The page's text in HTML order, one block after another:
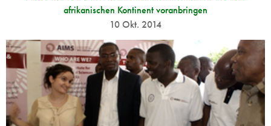
afrikanischen Kontinent voranbringen
10 Okt. 2014